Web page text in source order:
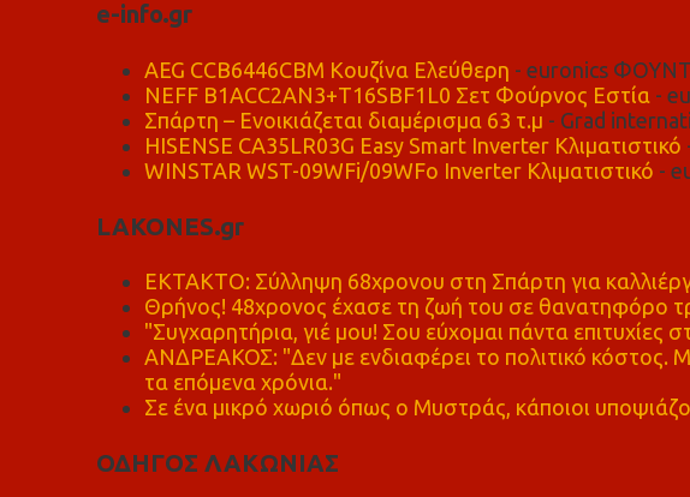
e-info.gr
AEG CCB6446CBM Κουζίνα Ελεύθερη - euronics
NEFF B1ACC2AN3+T16SBF1L0 Σετ Φούρνος Εστία -
Σπάρτη – Ενοικιάζεται διαμέρισμα 63 τ.μ - Grad
HISENSE CA35LR03G Easy Smart Inverter Κλιματιστικό
WINSTAR WST-09WFi/09WFo Inverter Κλιματιστικό -
LAKONES.gr
ΕΚΤΑΚΤΟ: Σύλληψη 68χρονου στη Σπάρτη για
Θρήνος! 48χρονος έχασε τη ζωή του σε θανατηφόρο
"Συγχαρητήρια, γιέ μου! Σου εύχομαι πάντα επιτυχίες
ΑΝΔΡΕΑΚΟΣ: "Δεν με ενδιαφέρει το πολιτικό κόστος.
τα επόμενα χρόνια."
Σε ένα μικρό χωριό όπως ο Μυστράς, κάποιοι
ΟΔΗΓΟΣ ΛΑΚΩΝΙΑΣ